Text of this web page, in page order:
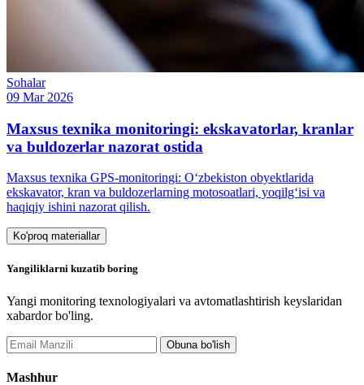
Sohalar
09 Mar 2026
Maxsus texnika monitoringi: ekskavatorlar, kranlar
va buldozerlar nazorat ostida
Maxsus texnika GPS-monitoringi: O‘zbekiston obyektlarida
ekskavator, kran va buldozerlarning motosoatlari, yoqilg‘isi va
haqiqiy ishini nazorat qilish.
Ko'proq materiallar
Yangiliklarni kuzatib boring
Yangi monitoring texnologiyalari va avtomatlashtirish keyslaridan
xabardor bo'ling.
Obuna bo'lish
Mashhur